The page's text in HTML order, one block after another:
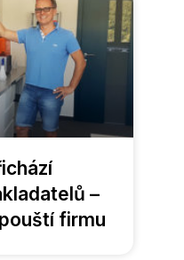
–
firmu